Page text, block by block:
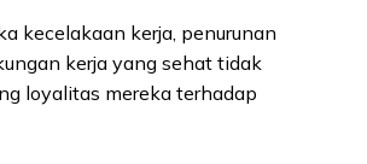
kecelakaan kerja, penurunan
kerja yang sehat tidak
loyalitas mereka terhadap